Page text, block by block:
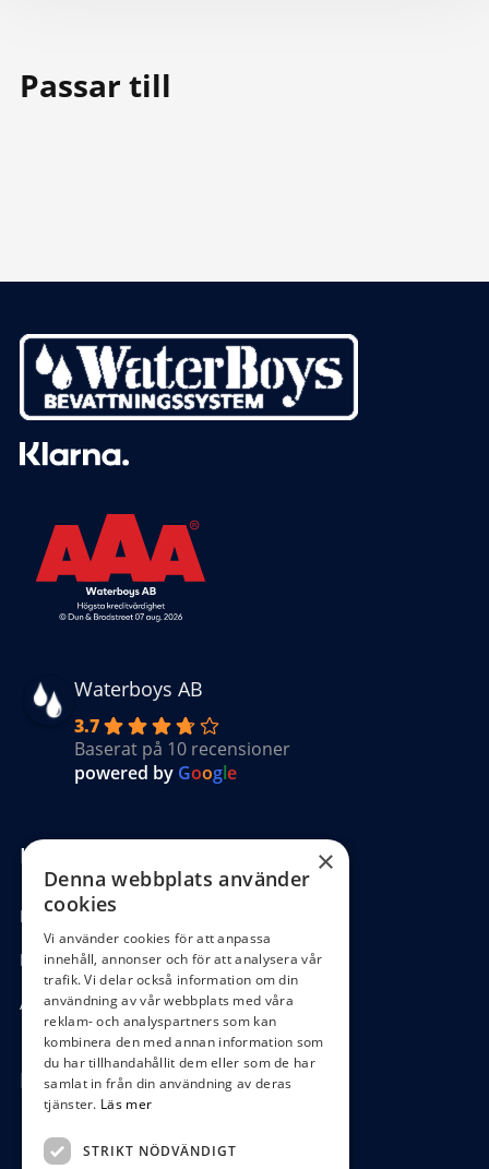
Passar till
Waterboys AB
3.7
Baserat på 10 recensioner
powered by Google
Kundinformation
Köpvillkor
Hantering GDPR
Ångra köp
Hör av dig
0472-104 80
×
Denna webbplats använder
cookies
Vi använder cookies för att anpassa
innehåll, annonser och för att analysera vår
trafik. Vi delar också information om din
användning av vår webbplats med våra
reklam- och analyspartners som kan
kombinera den med annan information som
du har tillhandahållit dem eller som de har
samlat in från din användning av deras
tjänster. Läs mer
STRIKT NÖDVÄNDIGT